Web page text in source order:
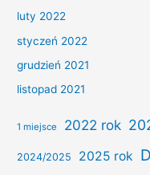
luty 2022
styczeń 2022
grudzień 2021
listopad 2021
1 miejsce 2022 rok
2024/2025 2025 rok